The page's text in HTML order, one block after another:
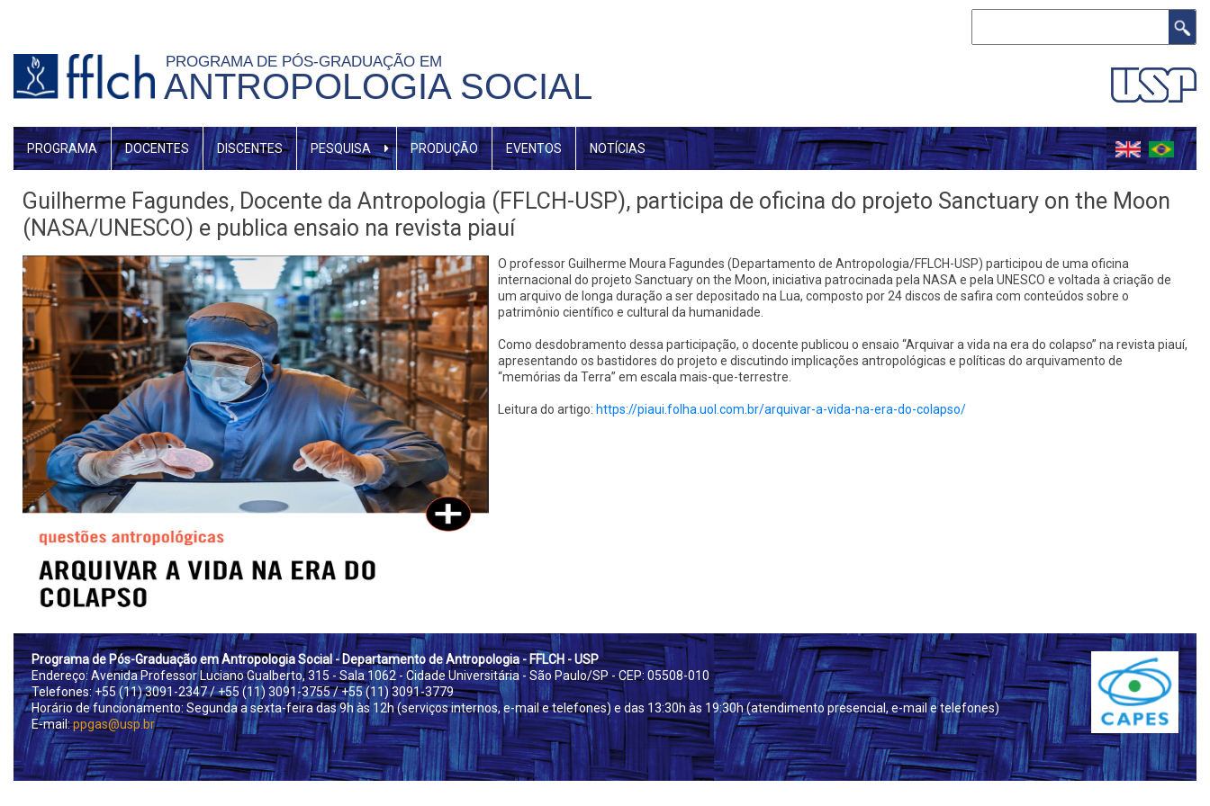
conteúdo
PROGRAMA DE PÓS-GRADUAÇÃO EM
ANTROPOLOGIA SOCIAL
MENU
GERAL
PROGRAMA DOCENTES DISCENTES PESQUISA PRODUÇÃO EVENTOS NOTÍCIAS
Guilherme Fagundes, Docente da Antropologia (FFLCH-USP), participa de oficina do projeto Sanctuary on the Moon
(NASA/UNESCO) e publica ensaio na revista piauí
O professor Guilherme Moura Fagundes (Departamento de Antropologia/FFLCH-USP) participou de uma oficina
internacional do projeto Sanctuary on the Moon, iniciativa patrocinada pela NASA e pela UNESCO e voltada à criação de
um arquivo de longa duração a ser depositado na Lua, composto por 24 discos de safira com conteúdos sobre o
patrimônio científico e cultural da humanidade.
Como desdobramento dessa participação, o docente publicou o ensaio “Arquivar a vida na era do colapso” na revista piauí,
apresentando os bastidores do projeto e discutindo implicações antropológicas e políticas do arquivamento de
“memórias da Terra” em escala mais-que-terrestre.
Leitura do artigo: https://piaui.folha.uol.com. br/arquivar-a-vida-na-era-do-colapso/
Programa de Pós-Graduação em Antropologia Social - Departamento de Antropologia - FFLCH - USP
Endereço: Avenida Professor Luciano Gualberto, 315 - Sala 1062 - Cidade Universitária - São Paulo/SP - CEP: 05508-010
Telefones: +55 (11) 3091-2347/ +55 (11) 3091-3755/ +55 (11) 3091-3779
Horário de funcionamento: Segunda a sexta-feira das 9h às 12h (serviços internos, e-mail e telefones) e das 13:30h às 19:30h (atendimento presencial, e-mail e telefones)
E-mail:ppgas@usp.br